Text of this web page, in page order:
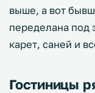
выше, а вот
переделана под
карет, саней и
Гостиницы